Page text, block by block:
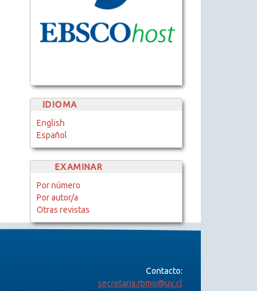
IDIOMA
English
Español
EXAMINAR
Por número
Por autor/a
Otras revistas
Contacto:
secretaria.rbmo@uv.cl